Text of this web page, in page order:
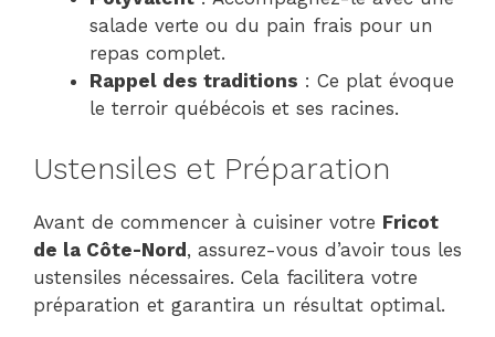
salade verte ou du pain frais pour un
repas complet.
Rappel des traditions : Ce plat évoque
le terroir québécois et ses racines.
Ustensiles et Préparation
Avant de commencer à cuisiner votre Fricot
de la Côte-Nord, assurez-vous d’avoir tous les
ustensiles nécessaires. Cela facilitera votre
préparation et garantira un résultat optimal.